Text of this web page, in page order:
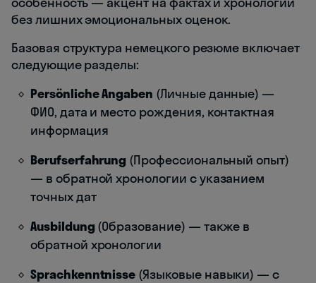
без лишних эмоциональных оценок.
Базовая структура немецкого резюме включает
следующие разделы:
Persönliche Angaben (Личные данные) —
ФИО, дата и место рождения, контактная
информация
Berufserfahrung (Профессиональный опыт)
— в обратной хронологии с указанием
точных дат
Ausbildung (Образование) — также в
обратной хронологии
Sprachkenntnisse (Языковые навыки) — с